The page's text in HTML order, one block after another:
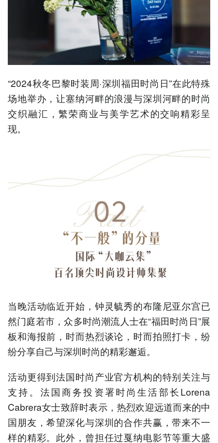
“2024秋冬巴黎时装周·深圳福田时尚日”在此特殊
场地举办，让塞纳河畔的浪漫与深圳河畔的时尚
交织融汇，繁荣商业与美学艺术的交响精彩呈
现。
当晚活动临近开始，钟灵毓秀的布隆尼亚尔宫已
然门庭若市，众多时尚潮流人士在“福田时尚日”展
板和海报前，时而热烈谈论，时而拍照打卡，纷
纷分享自己与深圳时尚的精彩邂逅。
活动更得到法国时尚产业官方机构的特别关注与
支持。法国商务投资署时尚生活部长Lorena
Cabrera女士致辞时表示，热烈欢迎远道而来的中
国朋友，希望深化与深圳的合作共赢，带来不一
样的精彩。此外，曾担任过戛纳电影节等重大盛